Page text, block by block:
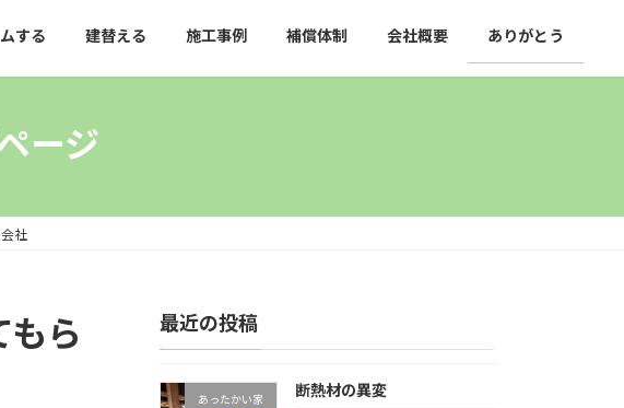
する 建替える 施工事例 補償体制 会社概要 ありがとう
ージ
社
もら
最近の投稿
あったかい家
断熱材の異変